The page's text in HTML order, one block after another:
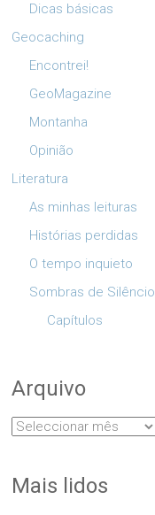
Dicas básicas
Geocaching
Encontrei!
GeoMagazine
Montanha
Opinião
Literatura
As minhas leituras
Histórias perdidas
O tempo inquieto
Sombras de Silêncio
Capítulos
Arquivo
Arquivo
Mais lidos